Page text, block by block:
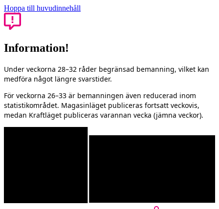
Hoppa till huvudinnehåll
Information!
Under veckorna 28–32 råder begränsad bemanning, vilket kan
medföra något längre svarstider.
För veckorna 26–33 är bemanningen även reducerad inom
statistikområdet. Magasinläget publiceras fortsatt veckovis,
medan Kraftläget publiceras varannan vecka (jämna veckor).